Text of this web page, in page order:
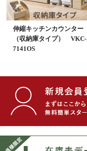
伸縮キッチンカウンター
（収納庫タイプ） VKC-
7141OS